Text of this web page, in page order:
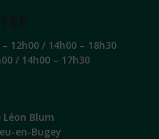
12h00 / 14h00 – 18h30
/ 14h00 – 17h30
Léon Blum
en-Bugey